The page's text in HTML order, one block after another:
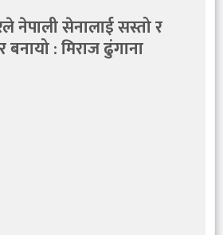
नेपाली सेनालाई सस्तो र
: मिराज ढुंगाना